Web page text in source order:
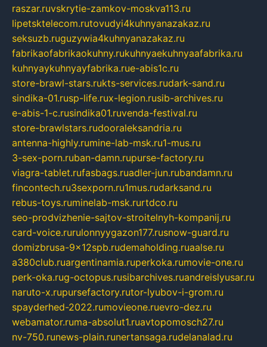
raszar.ruvskrytie-zamkov-moskva113.ru
lipetsktelecom.rutovudyi4kuhnyanazakaz.ru
seksuzb.ruguzywia4kuhnyanazakaz.ru
fabrikaofabrikaokuhny.rukuhnyaekuhnyaafabrika.ru
kuhnyaykuhnyayfabrika.rue-abis1c.ru
store-brawl-stars.rukts-services.rudark-sand.ru
sindika-01.rusp-life.rux-legion.rusib-archives.ru
e-abis-1-c.rusindika01.ruvenda-festival.ru
store-brawlstars.rudooraleksandria.ru
antenna-highly.rumine-lab-msk.ru1-mus.ru
3-sex-porn.ruban-damn.rupurse-factory.ru
viagra-tablet.rufasbags.ruadler-jun.rubandamn.ru
fincontech.ru3sexporn.ru1mus.rudarksand.ru
rebus-toys.ruminelab-msk.rurtdco.ru
seo-prodvizhenie-sajtov-stroitelnyh-kompanij.ru
card-voice.rurulonnyygazon177.rusnow-guard.ru
domizbrusa-9x12spb.rudemaholding.ruaalse.ru
a380club.ruargentinamia.ruperkoka.rumovie-one.ru
perk-oka.rug-octopus.rusibarchives.ruandreislyusar.ru
naruto-x.rupursefactory.rutor-lyubov-i-grom.ru
spayderhed-2022.rumovieone.ruevro-dez.ru
webamator.ruma-absolut1.ruavtopomosch27.ru
nv-750.runews-plain.runertansaga.rudelanalad.ru